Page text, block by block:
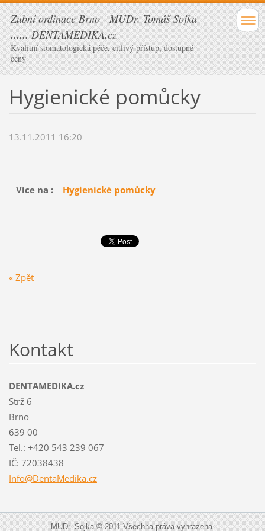
Zubní ordinace Brno - MUDr. Tomáš Sojka
...... DENTAMEDIKA.cz
Kvalitní stomatologická péče, citlivý přístup, dostupné
ceny
Hygienické pomůcky
13.11.2011 16:20
Více na : Hygienické pomůcky
« Zpět
Kontakt
DENTAMEDIKA.cz
Strž 6
Brno
639 00
Tel.: +420 543 239 067
IČ: 72038438
Info@DentaMedika.cz
MUDr. Sojka © 2011 Všechna práva vyhrazena.